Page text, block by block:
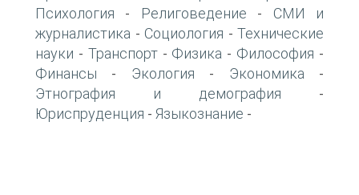
Психология - Религоведение - СМИ и
журналистика - Социология - Технические
науки - Транспорт- Физика - Философия -
Финансы - Экология - Экономика -
Этнография и демография -
Юриспруденция - Языкознание -